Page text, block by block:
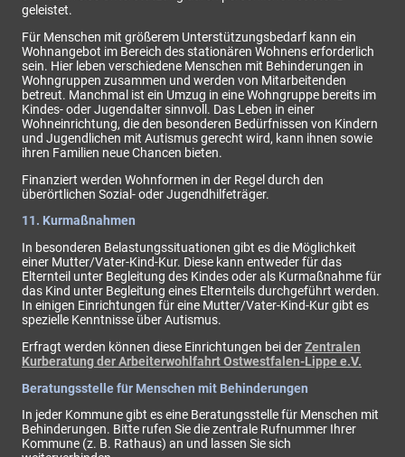
geleistet.
Für Menschen mit größerem Unterstützungsbedarf kann ein
Wohnangebot im Bereich des stationären Wohnens erforderlich
sein. Hier leben verschiedene Menschen mit Behinderungen in
Wohngruppen zusammen und werden von Mitarbeitenden
betreut. Manchmal ist ein Umzug in eine Wohngruppe bereits im
Kindes- oder Jugendalter sinnvoll. Das Leben in einer
Wohneinrichtung, die den besonderen Bedürfnissen von Kindern
und Jugendlichen mit Autismus gerecht wird, kann ihnen sowie
ihren Familien neue Chancen bieten.
Finanziert werden Wohnformen in der Regel durch den
überörtlichen Sozial- oder Jugendhilfeträger.
11. Kurmaßnahmen
In besonderen Belastungssituationen gibt es die Möglichkeit
einer Mutter/Vater-Kind-Kur. Diese kann entweder für das
Elternteil unter Begleitung des Kindes oder als Kurmaßnahme für
das Kind unter Begleitung eines Elternteils durchgeführt werden.
In einigen Einrichtungen für eine Mutter/Vater-Kind-Kur gibt es
spezielle Kenntnisse über Autismus.
Erfragt werden können diese Einrichtungen bei derZentralen
Kurberatung der Arbeiterwohlfahrt Ostwestfalen-Lippe e.V.
Beratungsstelle für Menschen mit Behinderungen
In jeder Kommune gibt es eine Beratungsstelle für Menschen mit
Behinderungen. Bitte rufen Sie die zentrale Rufnummer Ihrer
Kommune (z. B. Rathaus) an und lassen Sie sich